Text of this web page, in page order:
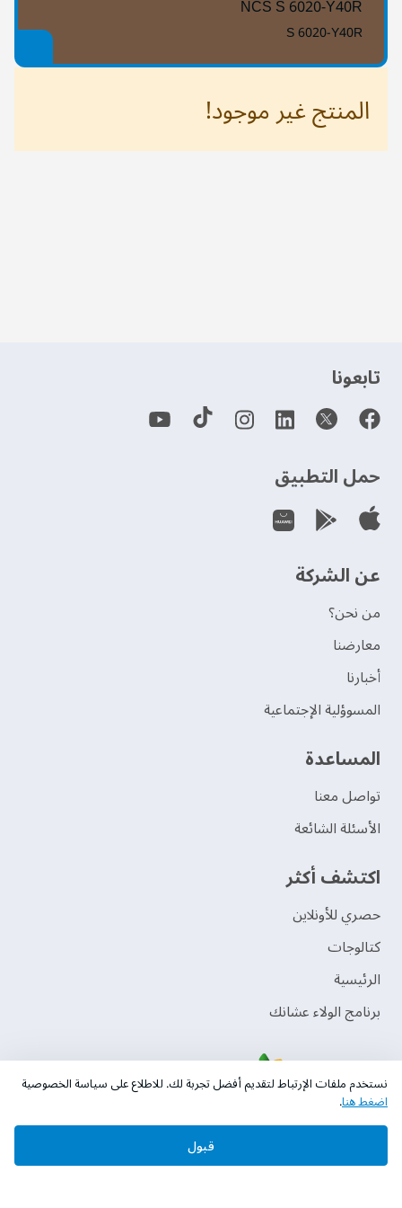
NCS S 6020-Y40R
S 6020-Y40R
المنتج غير موجود!
‫تابعونا‬
حمل التطبيق
عن الشركة
من نحن؟
‫معارضنا‬
‫أخبارنا‬
المسوؤلية الإجتماعية
‫المساعدة‬
تواصل معنا
الأسئلة الشائعة
اكتشف أكثر
حصري للأونلاين
‫كتالوجات‬
الرئيسية
برنامج الولاء عشانك
حقوق النشر © 2026 دهانات الجزيرة
نستخدم ملفات الإرتباط لتقديم أفضل تجربة لك. للاطلاع على سياسة الخصوصية
اضغط هنا.
قبول